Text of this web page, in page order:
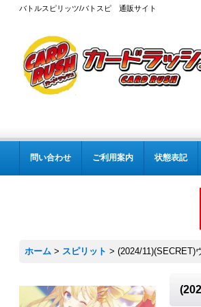
バトルスピリッツ/バトスピ 通販サイト
問い合わせ ご利用案内 状態表記
ホーム > スピリット > (2024/11)(SECRET)